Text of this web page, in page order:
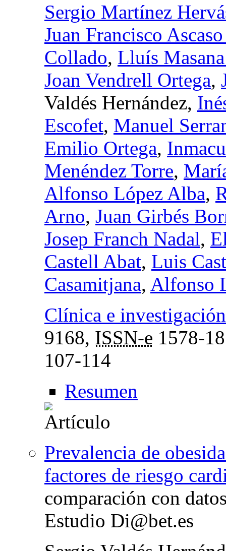
Sergio Martínez
Juan Francisco
Collado, Lluís
Joan Vendrell Ortega,
Valdés Hernández,
Escofet, Manuel
Emilio Ortega,
Menéndez Torre,
Alfonso López Alba,
Arno, Juan Girbés
Josep Franch Nadal,
Castell Abat, Luis
Casamitjana, Alfonso
Clínica e
9168, ISSN-e 1578-
107-114
Resumen
Prevalencia de
factores de riesgo
comparación con
Estudio Di@bet.es